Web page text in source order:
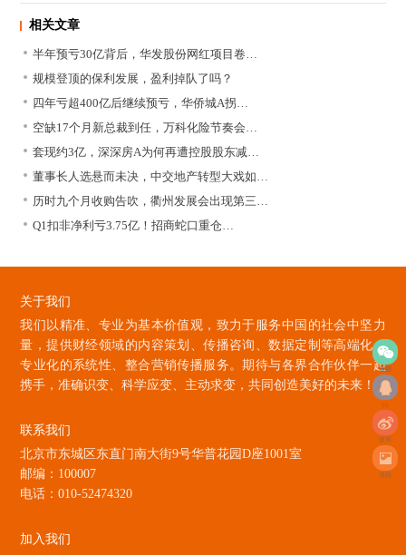
微信
qq
微博
海报
相关文章
半年预亏30亿背后，华发股份网红项目卷…
规模登顶的保利发展，盈利掉队了吗？
四年亏超400亿后继续预亏，华侨城A拐…
空缺17个月新总裁到任，万科化险节奏会…
套现约3亿，深深房A为何再遭控股股东减…
董事长人选悬而未决，中交地产转型大戏如…
历时九个月收购告吹，衢州发展会出现第三…
Q1扣非净利亏3.75亿！招商蛇口重仓…
关于我们
我们以精准、专业为基本价值观，致力于服务中国的社会中坚力
量，提供财经领域的内容策划、传播咨询、数据定制等高端化、
专业化的系统性、整合营销传播服务。期待与各界合作伙伴一起
携手，准确识变、科学应变、主动求变，共同创造美好的未来！
联系我们
北京市东城区东直门南大街9号华普花园D座1001室
邮编：100007
电话：010-52474320
加入我们